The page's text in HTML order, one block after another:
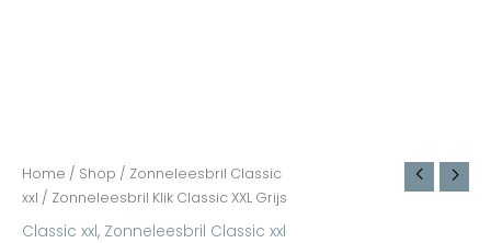
Home / Shop / Zonneleesbril Classic
xxl / Zonneleesbril Klik Classic XXL Grijs
Classic xxl, Zonneleesbril Classic xxl